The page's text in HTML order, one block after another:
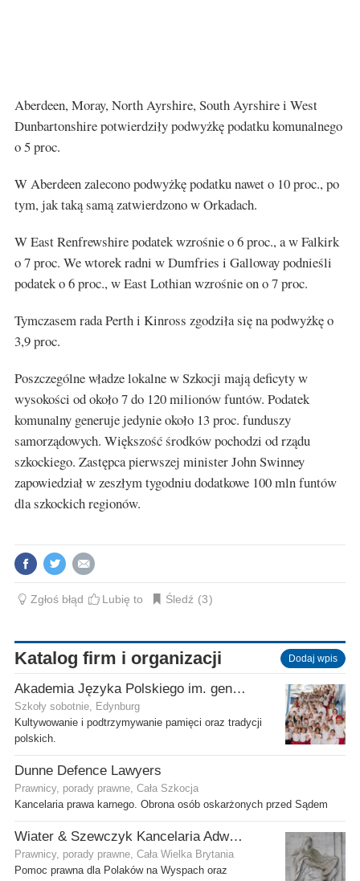
Aberdeen, Moray, North Ayrshire, South Ayrshire i West
Dunbartonshire potwierdziły podwyżkę podatku komunalnego
o 5 proc.
W Aberdeen zalecono podwyżkę podatku nawet o 10 proc., po
tym, jak taką samą zatwierdzono w Orkadach.
W East Renfrewshire podatek wzrośnie o 6 proc., a w Falkirk
o 7 proc. We wtorek radni w Dumfries i Galloway podnieśli
podatek o 6 proc., w East Lothian wzrośnie on o 7 proc.
Tymczasem rada Perth i Kinross zgodziła się na podwyżkę o
3,9 proc.
Poszczególne władze lokalne w Szkocji mają deficyty w
wysokości od około 7 do 120 milionów funtów. Podatek
komunalny generuje jedynie około 13 proc. funduszy
samorządowych. Większość środków pochodzi od rządu
szkockiego. Zastępca pierwszej minister John Swinney
zapowiedział w zeszłym tygodniu dodatkowe 100 mln funtów
dla szkockich regionów.
Zgłoś błąd Lubię to Śledź 3
Katalog firm i organizacji Dodaj wpis
Akademia Języka Polskiego im. gen. Stanisława Maczka przy ECP
Szkoły sobotnie, Edynburg
Kultywowanie i podtrzymywanie pamięci oraz tradycji
polskich.
Dunne Defence Lawyers
Prawnicy, porady prawne, Cała Szkocja
Kancelaria prawa karnego. Obrona osób oskarżonych przed Sądem
Wiater & Szewczyk Kancelaria Adwokacka
Prawnicy, porady prawne, Cała Wielka Brytania
Pomoc prawna dla Polaków na Wyspach oraz